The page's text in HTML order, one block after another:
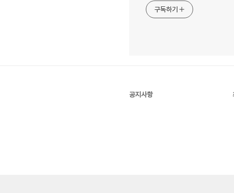
구독하기
공지사항